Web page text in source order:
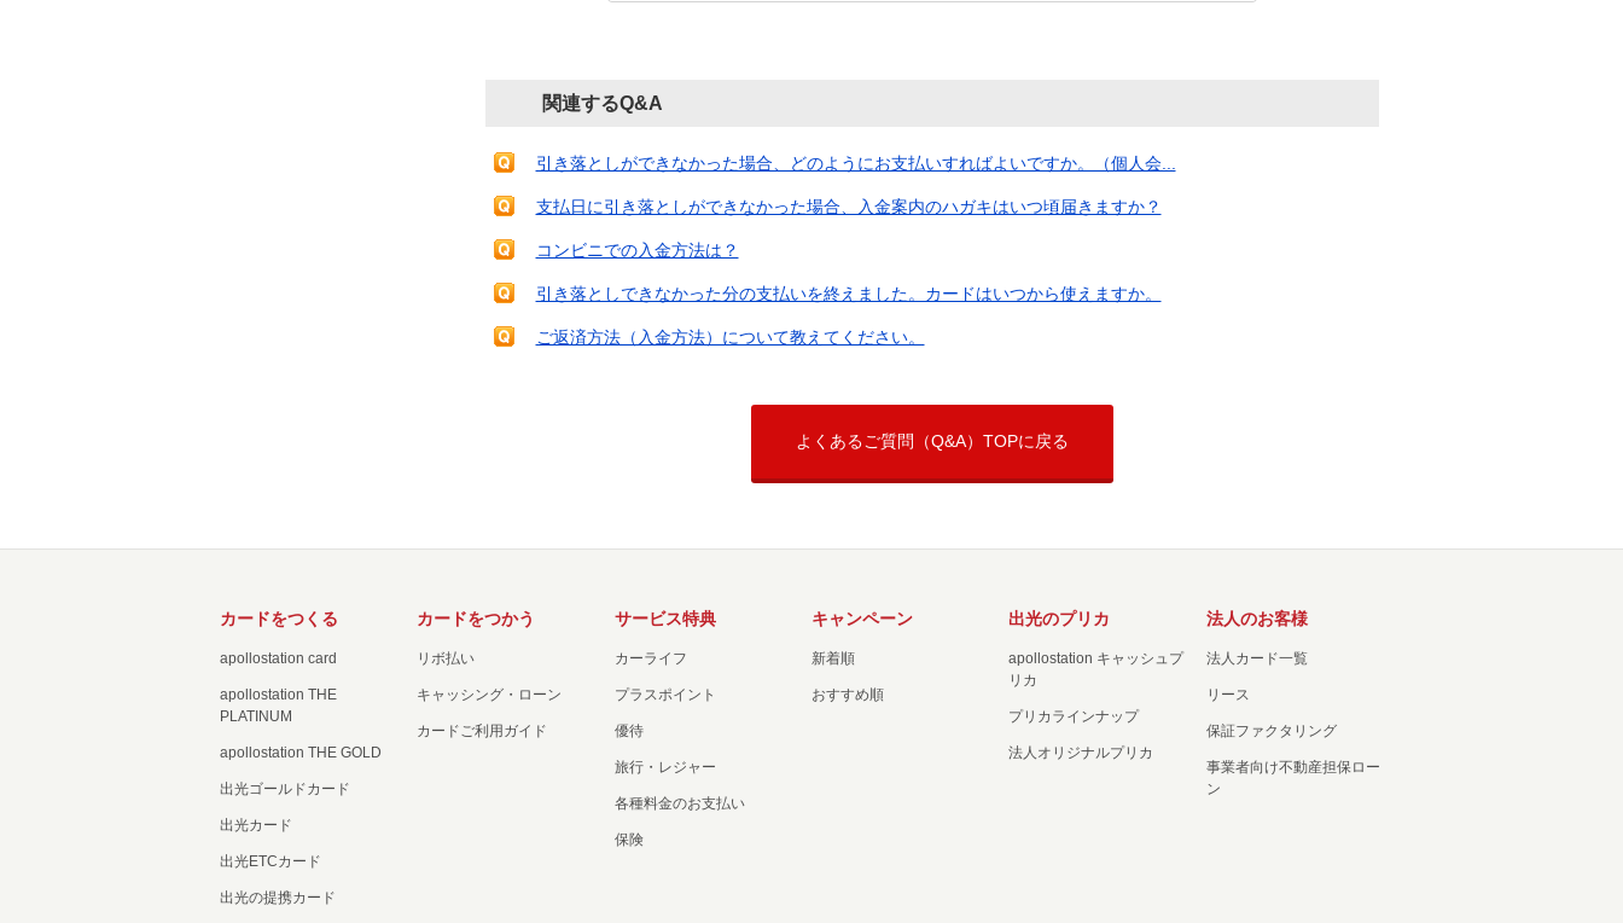
関連するQ&A
引き落としができなかった場合、どのようにお支払いすればよいですか。（個人会...
支払日に引き落としができなかった場合、入金案内のハガキはいつ頃届きますか？
コンビニでの入金方法は？
引き落としできなかった分の支払いを終えました。カードはいつから使えますか。
ご返済方法（入金方法）について教えてください。
よくあるご質問（Q&A）TOPに戻る
カードをつくる
apollostation card
apollostation THE
PLATINUM
apollostation THE GOLD
出光ゴールドカード
出光カード
出光ETCカード
出光の提携カード
カードをつかう
リボ払い
キャッシング・ローン
カードご利用ガイド
サービス特典
カーライフ
プラスポイント
優待
旅行・レジャー
各種料金のお支払い
保険
キャンペーン
新着順
おすすめ順
出光のプリカ
apollostation キャッシュプ
リカ
プリカラインナップ
法人オリジナルプリカ
法人のお客様
法人カード一覧
リース
保証ファクタリング
事業者向け不動産担保ロー
ン